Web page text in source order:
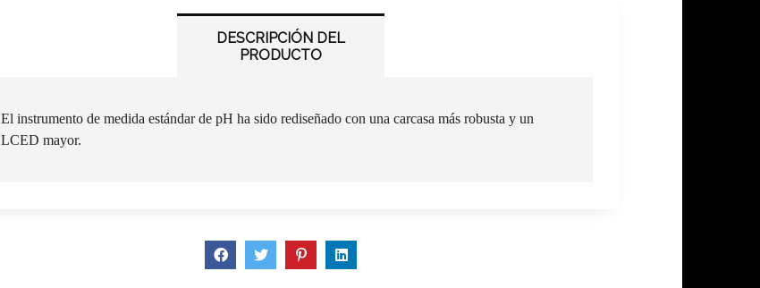
DESCRIPCIÓN DEL
PRODUCTO
El instrumento de medida estándar de pH ha sido rediseñado con una carcasa más robusta y un
LCED mayor.